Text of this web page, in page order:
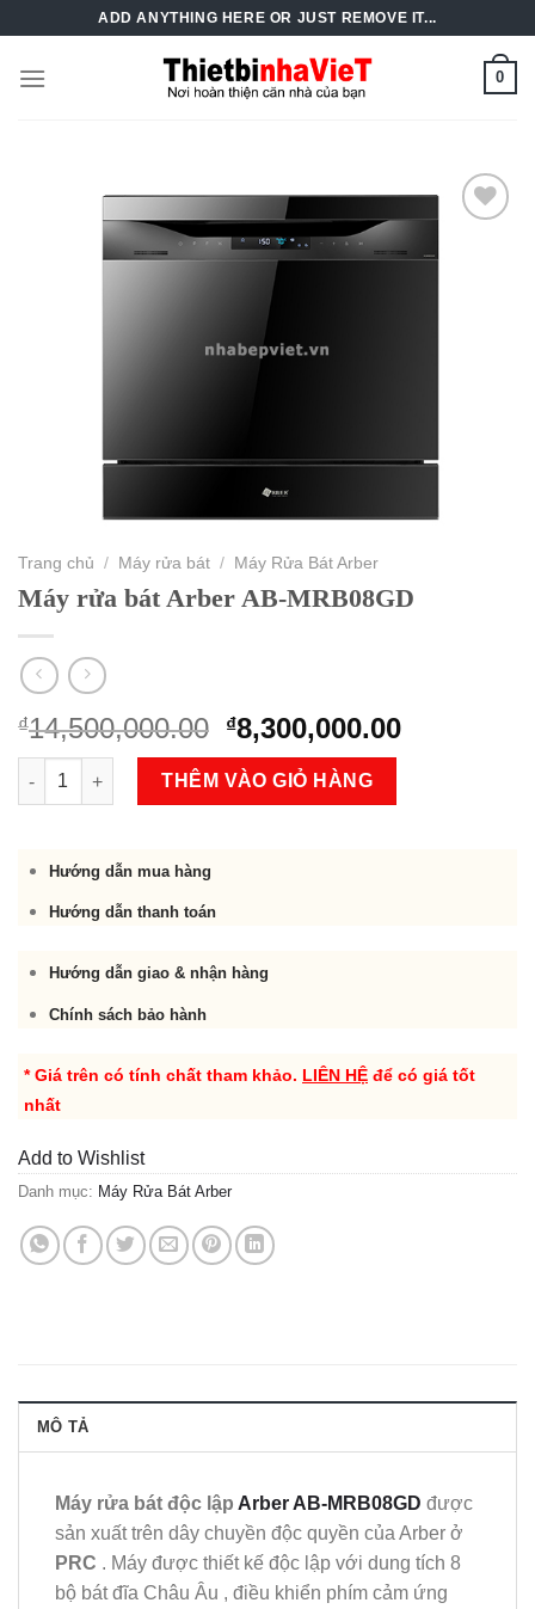
content
ADD ANYTHING HERE OR JUST REMOVE IT...
0
Trang chủ / Máy rửa bát / Máy Rửa Bát Arber
Máy rửa bát Arber AB-MRB08GD
₫14,500,000.00 Original
price
was:
₫14,500,000.00.
₫8,300,000.00Current
Máy rửa bát Arber AB-MRB08GD số lượng
THÊM VÀO GIỎ HÀNG
Hướng dẫn mua hàng
Hướng dẫn thanh toán
Hướng dẫn giao & nhận hàng
Chính sách bảo hành
* Giá trên có tính chất tham khảo. LIÊN HỆ để có giá tốt
nhất
Add to Wishlist
Danh mục: Máy Rửa Bát Arber
MÔ TẢ
Máy rửa bát độc lập Arber AB-MRB08GD được
sản xuất trên dây chuyền độc quyền của Arber ở
PRC . Máy được thiết kế độc lập với dung tích 8
bộ bát đĩa Châu Âu , điều khiển phím cảm ứng